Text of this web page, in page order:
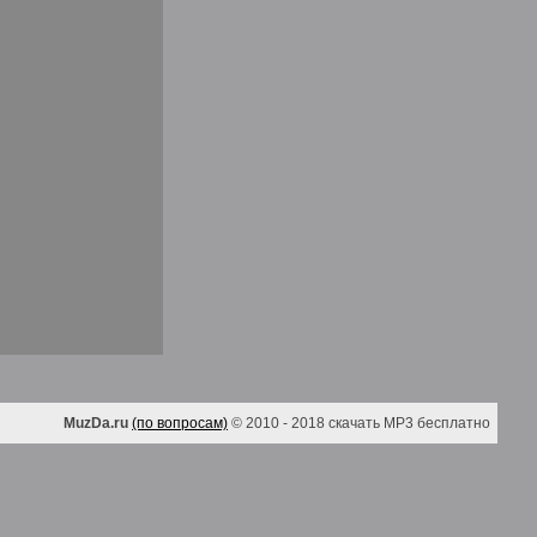
MuzDa.ru (по вопросам) © 2010 - 2018 скачать MP3 бесплатно